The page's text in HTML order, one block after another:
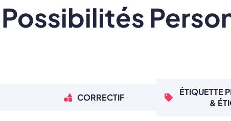
Possibilités
CORRECTIF
ÉTIQUETTE
&